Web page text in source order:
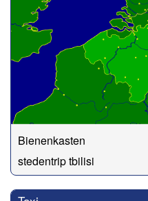
Bienenkasten
stedentrip tbilisi